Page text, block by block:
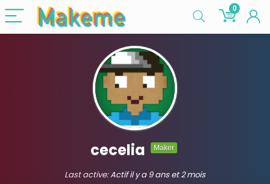
0
cecelia Maker
Last active:Actif il y a 9 ans et 2 mois